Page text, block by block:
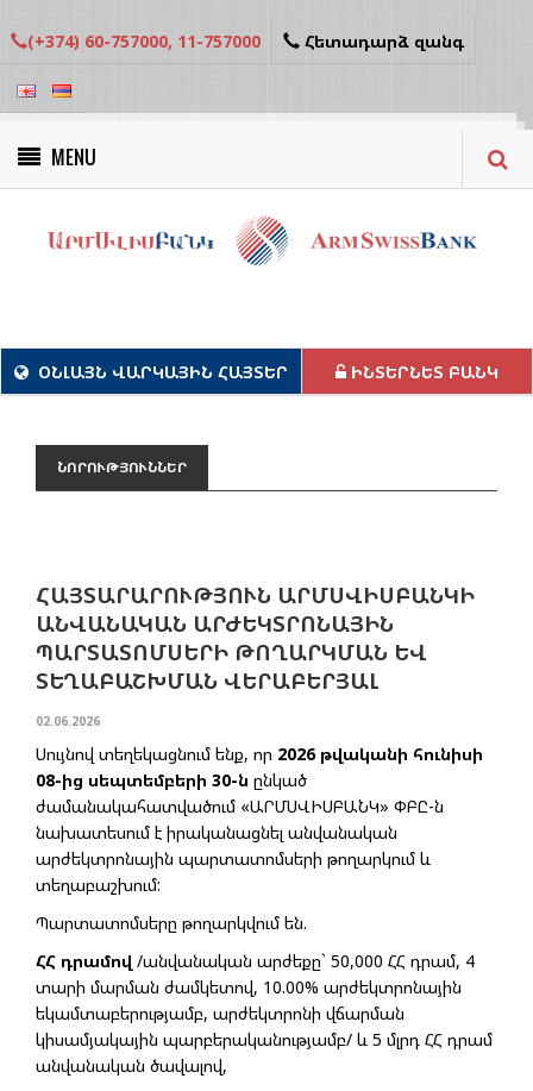
(+374) 60-757000, 11-757000 Հետադարձ զանգ
MENU
ՕՆԼԱՅՆ ՎԱՐԿԱՅԻՆ ՀԱՅՏԵՐ ԻՆՏԵՐՆԵՏ ԲԱՆԿ
ՆՈՐՈՒԹՅՈՒՆՆԵՐ
ՀԱՅՏԱՐԱՐՈՒԹՅՈՒՆ ԱՐՄՍՎԻՍԲԱՆԿԻ
ԱՆՎԱՆԱԿԱՆ ԱՐԺԵԿՏՐՈՆԱՅԻՆ
ՊԱՐՏԱՏՈՄՍԵՐԻ ԹՈՂԱՐԿՄԱՆ ԵՎ
ՏԵՂԱԲԱՇԽՄԱՆ ՎԵՐԱԲԵՐՅԱԼ
02.06.2026
Սույնով տեղեկացնում ենք, որ 2026 թվականի հունիսի
08-ից սեպտեմբերի 30-ն ընկած
ժամանակահատվածում «ԱՐՄՍՎԻՍԲԱՆԿ» ՓԲԸ-ն
նախատեսում է իրականացնել անվանական
արժեկտրոնային պարտատոմսերի թողարկում և
տեղաբաշխում:
Պարտատոմսերը թողարկվում են.
ՀՀ դրամով /անվանական արժեքը` 50,000 ՀՀ դրամ, 4
տարի մարման ժամկետով, 10.00% արժեկտրոնային
եկամտաբերությամբ, արժեկտրոնի վճարման
կիսամյակային պարբերականությամբ/ և 5 մլրդ ՀՀ դրամ
անվանական ծավալով,